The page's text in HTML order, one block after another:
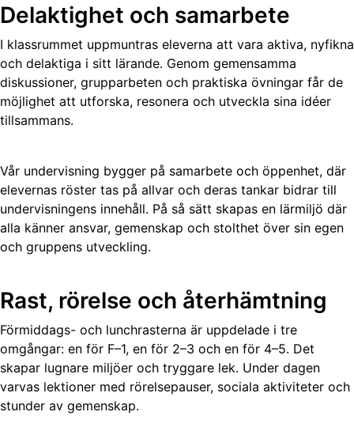
Delaktighet och samarbete
I klassrummet uppmuntras eleverna att vara aktiva, nyfikna
och delaktiga i sitt lärande. Genom gemensamma
diskussioner, grupparbeten och praktiska övningar får de
möjlighet att utforska, resonera och utveckla sina idéer
tillsammans.
Vår undervisning bygger på samarbete och öppenhet, där
elevernas röster tas på allvar och deras tankar bidrar till
undervisningens innehåll. På så sätt skapas en lärmiljö där
alla känner ansvar, gemenskap och stolthet över sin egen
och gruppens utveckling.
Rast, rörelse och återhämtning
Förmiddags- och lunchrasterna är uppdelade i tre
omgångar: en för F–1, en för 2–3 och en för 4–5. Det
skapar lugnare miljöer och tryggare lek. Under dagen
varvas lektioner med rörelsepauser, sociala aktiviteter och
stunder av gemenskap.